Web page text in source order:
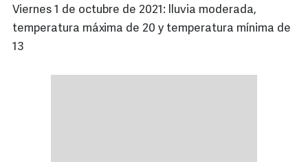
Viernes 1 de octubre de 2021: lluvia moderada,
temperatura máxima de 20 y temperatura mínima de
13